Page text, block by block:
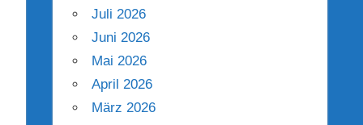
Juli 2026
Juni 2026
Mai 2026
April 2026
März 2026